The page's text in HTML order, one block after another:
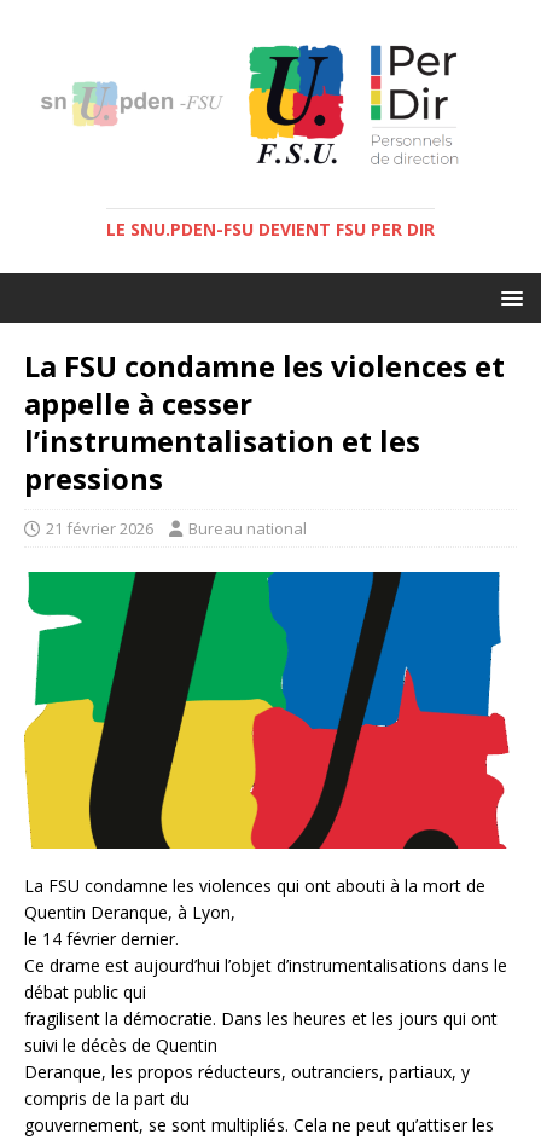
LE SNU.PDEN-FSU DEVIENT FSU PER DIR
La FSU condamne les violences et
appelle à cesser
l’instrumentalisation et les
pressions
21 février 2026 Bureau national
La FSU condamne les violences qui ont abouti à la mort de
Quentin Deranque, à Lyon,
le 14 février dernier.
Ce drame est aujourd’hui l’objet d’instrumentalisations dans le
débat public qui
fragilisent la démocratie. Dans les heures et les jours qui ont
suivi le décès de Quentin
Deranque, les propos réducteurs, outranciers, partiaux, y
compris de la part du
gouvernement, se sont multipliés. Cela ne peut qu’attiser les